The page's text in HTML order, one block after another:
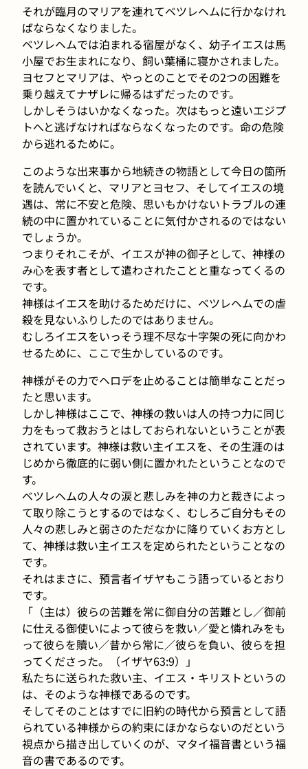
それが臨月のマリアを連れてベツレヘムに行かなけれ
ばならなくなりました。
ベツレヘムでは泊まれる宿屋がなく、幼子イエスは馬
小屋でお生まれになり、飼い葉桶に寝かされました。
ヨセフとマリアは、やっとのことでその2つの困難を
乗り越えてナザレに帰るはずだったのです。
しかしそうはいかなくなった。次はもっと遠いエジプ
トへと逃げなければならなくなったのです。命の危険
から逃れるために。
このような出来事から地続きの物語として今日の箇所
を読んでいくと、マリアとヨセフ、そしてイエスの境
遇は、常に不安と危険、思いもかけないトラブルの連
続の中に置かれていることに気付かされるのではない
でしょうか。
つまりそれこそが、イエスが神の御子として、神様の
み心を表す者として遣わされたことと重なってくるの
です。
神様はイエスを助けるためだけに、ベツレヘムでの虐
殺を見ないふりしたのではありません。
むしろイエスをいっそう理不尽な十字架の死に向かわ
せるために、ここで生かしているのです。
神様がその力でヘロデを止めることは簡単なことだっ
たと思います。
しかし神様はここで、神様の救いは人の持つ力に同じ
力をもって救おうとはしておられないということが表
されています。神様は救い主イエスを、その生涯のは
じめから徹底的に弱い側に置かれたということなので
す。
ベツレヘムの人々の涙と悲しみを神の力と裁きによっ
て取り除こうとするのではなく、むしろご自分もその
人々の悲しみと弱さのただなかに降りていくお方とし
て、神様は救い主イエスを定められたということなの
です。
それはまさに、預言者イザヤもこう語っているとおり
です。
「（主は）彼らの苦難を常に御自分の苦難とし／御前
に仕える御使いによって彼らを救い／愛と憐れみをも
って彼らを贖い／昔から常に／彼らを負い、彼らを担
ってくださった。（イザヤ63:9）」
私たちに送られた救い主、イエス・キリストというの
は、そのような神様であるのです。
そしてそのことはすでに旧約の時代から預言として語
られている神様からの約束にほかならないのだという
視点から描き出していくのが、マタイ福音書という福
音の書であるのです。